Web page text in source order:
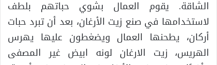
الشاقة. يقوم العمال بشوي حباتهم بلطف
لاستخدامها في صنع زيت الأرغان، بعد أن تبرد حبات
أركان، يطحنها العمال ويضغطون عليها يهرس
الهريس، زيت الارغان لونه ابيض غير المصفى